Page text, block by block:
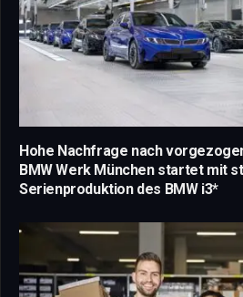
Hohe Nachfrage nach
BMW Werk München startet mit
Serienproduktion des BMW i3*